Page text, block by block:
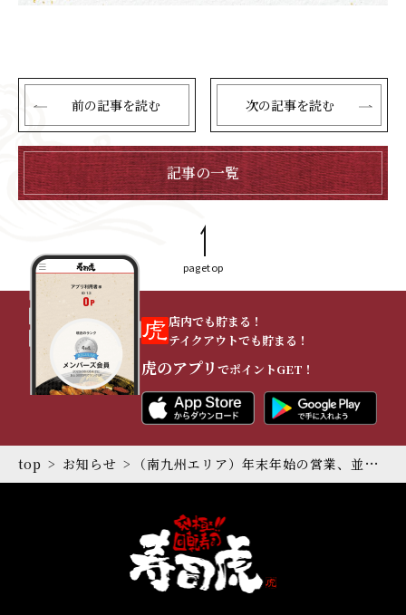
記事の一覧
次の記事を読む
前の記事を読む
pagetop
店内でも貯まる！
テイクアウトでも貯まる！
虎のアプリ でポイントGET！
top お知らせ （南九州エリア）年末年始の営業、並びに12月1月の店休日のお知らせ